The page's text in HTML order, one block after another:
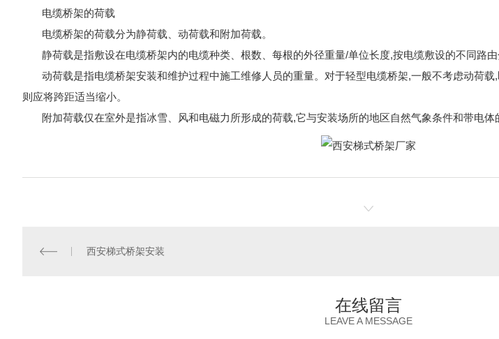
电缆桥架的荷载
电缆桥架的荷载分为静荷载、动荷载和附加荷载。
静荷载是指敷设在电缆桥架内的电缆种类、根数、每根的外径重量/单位长度,按电缆敷设的不同路由
动荷载是指电缆桥架安装和维护过程中施工维修人员的重量。对于轻型电缆桥架,一般不考虑动荷
则应将跨距适当缩小。
附加荷载仅在室外是指冰雪、风和电磁力所形成的荷载,它与安装场所的地区自然气象条件和带电体
西安梯式桥架安装
在线留言
LEAVE A MESSAGE